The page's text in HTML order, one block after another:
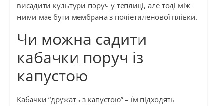
висадити культури поруч у теплиці, але тоді між
ними має бути мембрана з поліетиленової плівки.
Чи можна садити
кабачки поруч із
капустою
Кабачки “дружать з капустою” – їм підходять